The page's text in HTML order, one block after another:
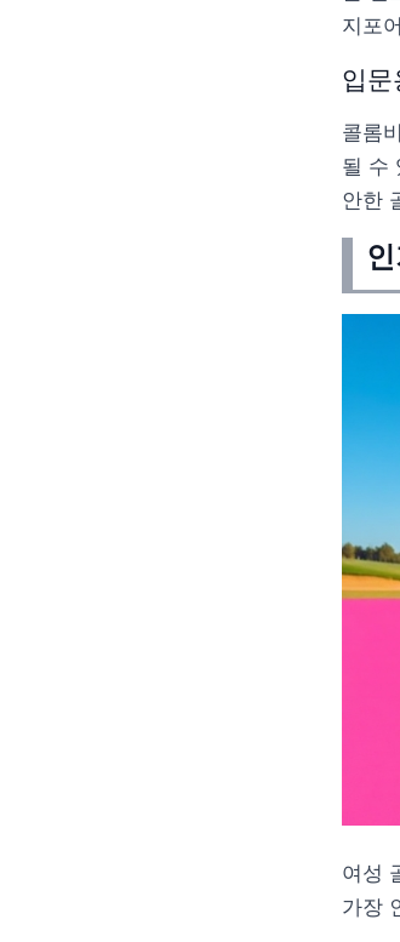
지포
입문
콜롬
될 수
안한
여성
가장